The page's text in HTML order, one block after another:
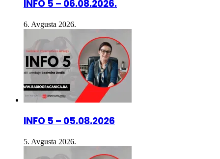
6. Avgusta 2026.
INFO 5 – 05.08.2026
5. Avgusta 2026.